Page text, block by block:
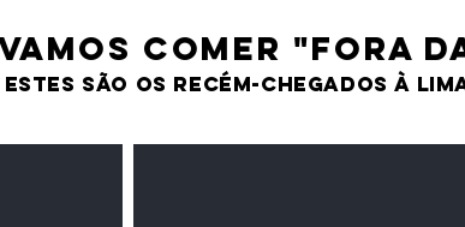
comer "fora
estes são os recém-chegados À